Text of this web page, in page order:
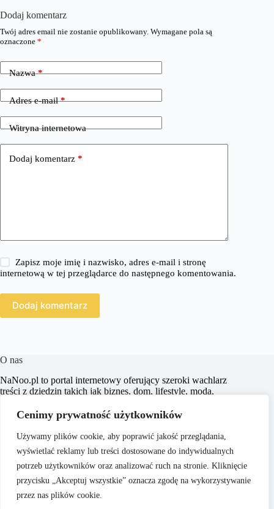
Cenimy prywatność użytkowników
Używamy plików cookie, aby poprawić jakość przeglądania,
wyświetlać reklamy lub treści dostosowane do indywidualnych
potrzeb użytkowników oraz analizować ruch na stronie. Kliknięcie
przycisku „Akceptuj wszystkie” oznacza zgodę na wykorzystywanie
przez nas plików cookie.
Dodaj komentarz
Twój adres email nie zostanie opublikowany. Wymagane pola są
oznaczone *
Nazwa*
Adres e-mail*
Witryna internetowa
Dodaj komentarz *
Zapisz moje imię i nazwisko, adres e-mail i stronę
internetową w tej przeglądarce do następnego komentowania.
Dodaj komentarz
O nas
​NaNoo.pl to portal internetowy oferujący szeroki wachlarz
treści z dziedzin takich jak biznes, dom, lifestyle, moda,
celem jest dostarczanie czytelnikom rzetelnych i inspirujących
artykułów, które wspierają ich w podejmowaniu świadomych
decyzji oraz poszerzają horyzonty.